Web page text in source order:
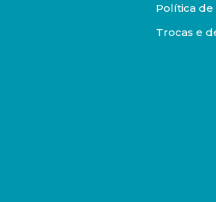
Política de
Trocas e